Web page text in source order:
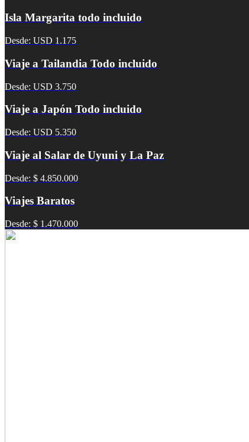
Isla Margarita todo incluido
Desde: USD 1.175
Viaje a Tailandia Todo incluido
Desde: USD 3.750
Viaje a Japón Todo incluido
Desde: USD 5.350
Viaje al Salar de Uyuni y La Paz
Desde: $ 4.850.000
Viajes Baratos
Desde: $ 1.470.000